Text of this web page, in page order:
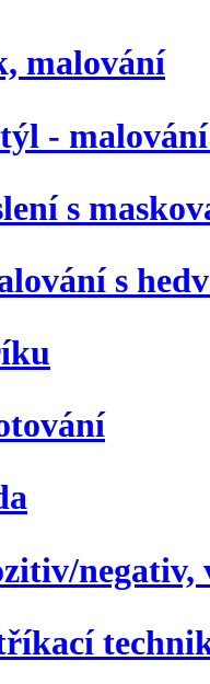
malování
-
s
s
negativ,